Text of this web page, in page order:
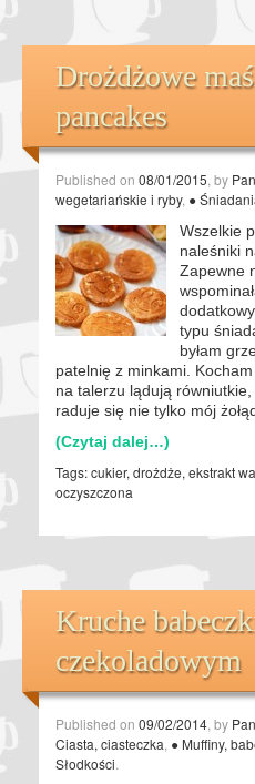
Drożdżowe
pancakes
Published on 08/01/2015 , by
wegetariańskie i ryby, ●
Wszelkie
naleśniki
Zapewne
typu
byłam
patelnię z minkami.
na talerzu lądują równiutkie,
raduje się nie tylko mój
(Czytaj dalej…)
Tags:cukier, drożdże, ekstrakt
oczyszczona
Kruche
czekoladowym
Published on 09/02/2014 , by
Ciasta, ciasteczka ● Muffiny,
Słodkości